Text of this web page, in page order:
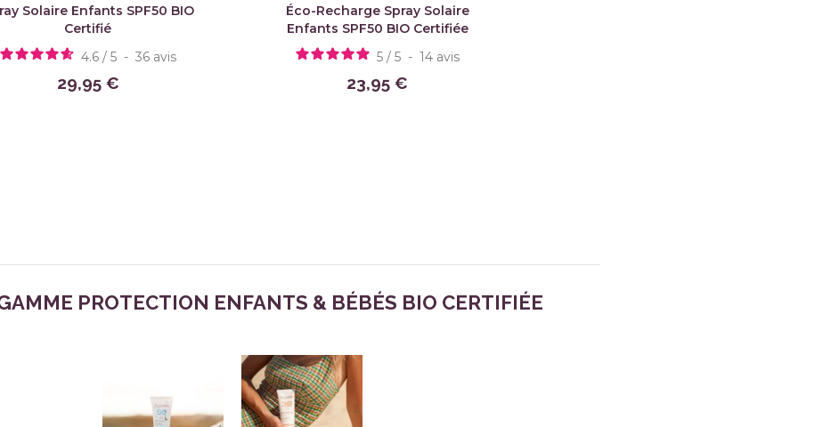
Solaire Enfants SPF50 BIO
Certifié
4.6 / 5 - 36 avis
29,95 €
Éco-Recharge Spray Solaire
Enfants SPF50 BIO Certifiée
5 / 5 - 14 avis
23,95 €
PROTECTION ENFANTS & BÉBÉS BIO CERTIFIÉE